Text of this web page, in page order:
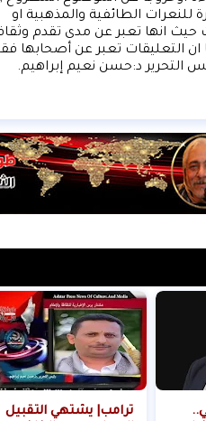
التحرير د:حسن نعيم إبراهيم.
ترامب| يشتهي التقبيل